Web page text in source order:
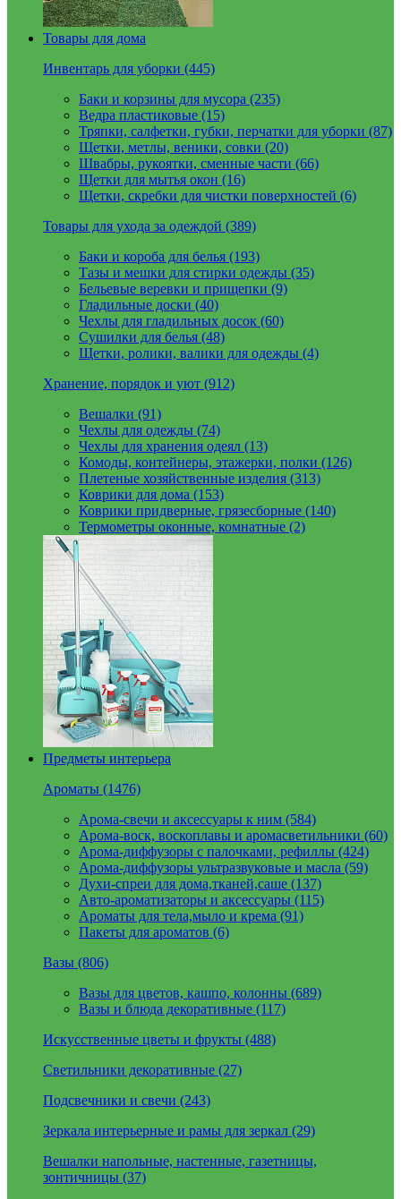
Товары для дома
Инвентарь для уборки (445)
Баки и корзины для мусора (235)
Ведра пластиковые (15)
Тряпки, салфетки, губки, перчатки для уборки (87)
Щетки, метлы, веники, совки (20)
Швабры, рукоятки, сменные части (66)
Щетки для мытья окон (16)
Щетки, скребки для чистки поверхностей (6)
Товары для ухода за одеждой (389)
Баки и короба для белья (193)
Тазы и мешки для стирки одежды (35)
Бельевые веревки и прищепки (9)
Гладильные доски (40)
Чехлы для гладильных досок (60)
Сушилки для белья (48)
Щетки, ролики, валики для одежды (4)
Хранение, порядок и уют (912)
Вешалки (91)
Чехлы для одежды (74)
Чехлы для хранения одеял (13)
Комоды, контейнеры, этажерки, полки (126)
Плетеные хозяйственные изделия (313)
Коврики для дома (153)
Коврики придверные, грязесборные (140)
Термометры оконные, комнатные (2)
Предметы интерьера
Ароматы (1476)
Арома-свечи и аксессуары к ним (584)
Арома-воск, воскоплавы и аромасветильники (60)
Арома-диффузоры с палочками, рефиллы (424)
Арома-диффузоры ультразвуковые и масла (59)
Духи-спреи для дома,тканей,саше (137)
Авто-ароматизаторы и аксессуары (115)
Ароматы для тела,мыло и крема (91)
Пакеты для ароматов (6)
Вазы (806)
Вазы для цветов, кашпо, колонны (689)
Вазы и блюда декоративные (117)
Искусственные цветы и фрукты (488)
Светильники декоративные (27)
Подсвечники и свечи (243)
Зеркала интерьерные и рамы для зеркал (29)
Вешалки напольные, настенные, газетницы,
зонтичницы (37)